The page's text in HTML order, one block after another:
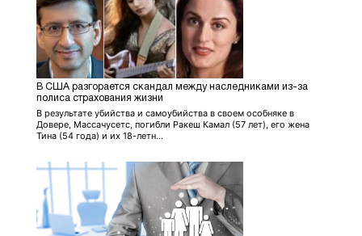
В США разгорается скандал между наследниками из-за
полиса страхования жизни
В результате убийства и самоубийства в своем особняке в
Довере, Массачусетс, погибли Ракеш Камал (57 лет), его жена
Тина (54 года) и их 18-летн...